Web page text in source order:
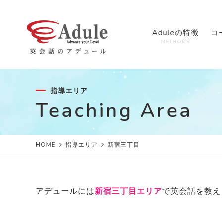
Aduleの特徴
METHODS
コ
指導エリア
Teaching Area
HOME 指導エリア 新宿三丁目
アデュールには新宿三丁目エリアで英会話を教